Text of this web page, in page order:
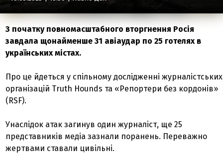
З початку повномасштабного вторгнення Росія
завдала щонайменше 31 авіаудар по 25 готелях в
українських містах.
Про це йдеться у спільному дослідженні журналістських
організацій Truth Hounds та «Репортери без кордонів»
(RSF).
Унаслідок атак загинув один журналіст, ще 25
представників медіа зазнали поранень. Переважно
жертвами ставали цивільні.